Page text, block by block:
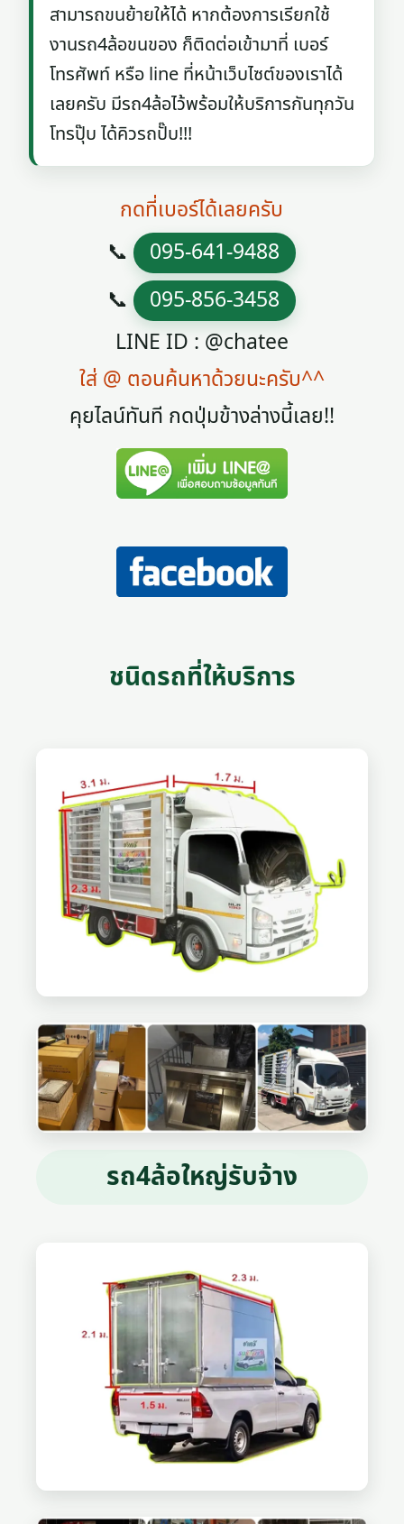
สามารถขนย้ายให้ได้ หากต้องการเรียกใช้
งานรถ4ล้อขนของ ก็ติดต่อเข้ามาที่ เบอร์
โทรศัพท์ หรือ line ที่หน้าเว็บไซต์ของเราได้
เลยครับ มีรถ4ล้อไว้พร้อมให้บริการกันทุกวัน
โทรปุ๊บ ได้คิวรถปั๊บ!!!
กดที่เบอร์ได้เลยครับ
📞 095-641-9488
📞 095-856-3458
LINE ID : @chatee
ใส่ @ ตอนค้นหาด้วยนะครับ^^
คุยไลน์ทันที กดปุ่มข้างล่างนี้เลย!!
ชนิดรถที่ให้บริการ
รถ4ล้อใหญ่รับจ้าง